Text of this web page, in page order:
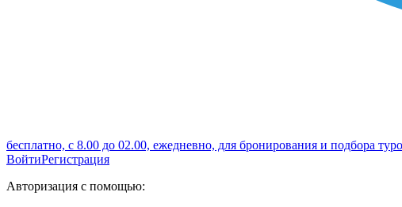
бесплатно, с 8.00 до 02.00, ежедневно, для бронирования и подбора
ВойтиРегистрация
Авторизация с помощью: